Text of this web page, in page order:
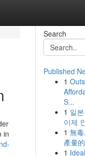
in
Search
Published
1
S...
1 일
이제
1 無
產量
1